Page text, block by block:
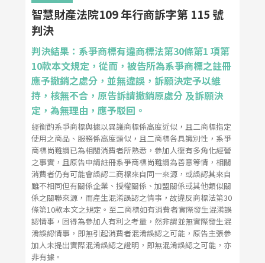
智慧財產法院109 年行商訴字第 115 號
判決
判決結果：系爭商標有違商標法第30條第1 項第
10款本文規定，從而，被告所為系爭商標之註冊
應予撤銷之處分，並無違誤，訴願決定予以維
持，核無不合，原告訴請撤銷原處分 及訴願決
定，為無理由，應予駁回。
經衡酌系爭商標與據以異議商標係高度近似，且二商標指定
使用之商品、服務係高度類似，且二商標各具識別性，系爭
商標尚難謂已為相關消費者所熟悉，參加人復有多角化經營
之事實，且原告申請註冊系爭商標尚難謂為善意等情，相關
消費者仍有可能會誤認二商標來自同一來源，或誤認其來自
雖不相同但有關係企業、授權關係、加盟關係或其他類似關
係之關聯來源，而產生混淆誤認之情事，故違反商標法第30
條第10款本文之規定。至二商標如有消費者實際發生混淆誤
認情事，固得為參加人有利之考量，然非謂並無實際發生混
淆誤認情事，即無引起消費者混淆誤認之可能，原告主張參
加人未提出實際混淆誤認之證明，即無混淆誤認之可能，亦
非有據。